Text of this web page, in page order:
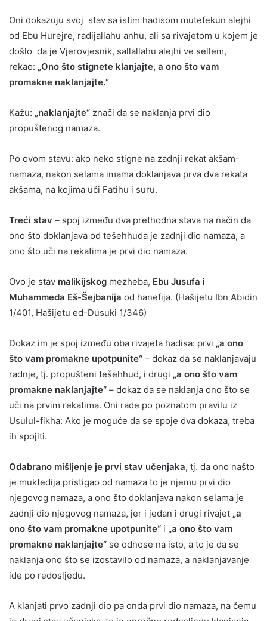
Oni dokazuju svoj stav sa istim hadisom mutefekun alejhi
od Ebu Hurejre, radijallahu anhu, ali sa rivajetom u kojem je
došlo da je Vjerovjesnik, sallallahu alejhi ve sellem,
rekao: „Ono što stignete klanjajte, a ono što vam
promakne naklanjajte.“
Kažu: „naklanjajte“ znači da se naklanja prvi dio
propuštenog namaza.
Po ovom stavu: ako neko stigne na zadnji rekat akšam-
namaza, nakon selama imama doklanjava prva dva rekata
akšama, na kojima uči Fatihu i suru.
Treći stav – spoj između dva prethodna stava na način da
ono što doklanjava od tešehhuda je zadnji dio namaza, a
ono što uči na rekatima je prvi dio namaza.
Ovo je stav malikijskog mezheba, Ebu Jusufa i
Muhammeda Eš-Šejbanija od hanefija. (Hašijetu Ibn Abidin
1/401, Hašijetu ed-Dusuki 1/346)
Dokaz im je spoj između oba rivajeta hadisa: prvi „a ono
što vam promakne upotpunite“ – dokaz da se naklanjavaju
radnje, tj. propušteni tešehhud, i drugi „a ono što vam
promakne naklanjajte“ – dokaz da se naklanja ono što se
uči na prvim rekatima. Oni rade po poznatom pravilu iz
Usulul-fikha: Ako je moguće da se spoje dva dokaza, treba
ih spojiti.
Odabrano mišljenje je prvi stav učenjaka, tj. da ono našto
je muktedija pristigao od namaza to je njemu prvi dio
njegovog namaza, a ono što doklanjava nakon selama je
zadnji dio njegovog namaza, jer i jedan i drugi rivajet „a
ono što vam promakne upotpunite“ i „a ono što vam
promakne naklanjajte“ se odnose na isto, a to je da se
naklanja ono što se izostavilo od namaza, a naklanjavanje
ide po redosljedu.
A klanjati prvo zadnji dio pa onda prvi dio namaza, na čemu